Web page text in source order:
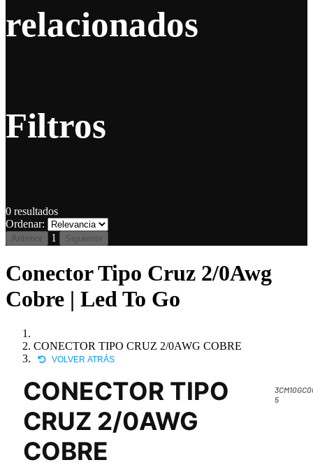
relacionados
Filtros
0 resultados
Ordenar:
Anterior 1 Siguiente
Conector Tipo Cruz 2/0Awg
Cobre | Led To Go
CONECTOR TIPO CRUZ 2/0AWG COBRE
VOLVER ATRÁS
CONECTOR TIPO
CRUZ 2/0AWG
COBRE
5